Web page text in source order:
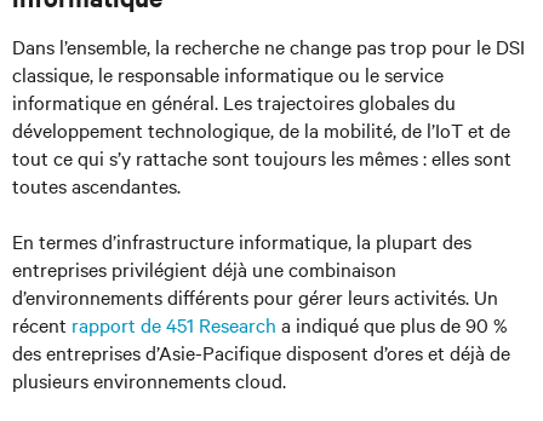
Dans l’ensemble, la recherche ne change pas trop pour le DSI
classique, le responsable informatique ou le service
informatique en général. Les trajectoires globales du
développement technologique, de la mobilité, de l’IoT et de
tout ce qui s’y rattache sont toujours les mêmes : elles sont
toutes ascendantes.
En termes d’infrastructure informatique, la plupart des
entreprises privilégient déjà une combinaison
d’environnements différents pour gérer leurs activités. Un
récent rapport de 451 Research a indiqué que plus de 90 %
des entreprises d’Asie-Pacifique disposent d’ores et déjà de
plusieurs environnements cloud.